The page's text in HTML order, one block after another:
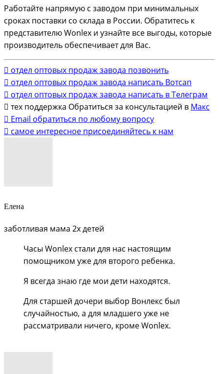
Работайте напрямую с заводом при минимальных
сроках поставки со склада в России. Обратитесь к
представителю Wonlex и узнайте все выгоды, которые
производитель обеспечивает для Вас.
отдел оптовых продаж завода позвонить
отдел оптовых продаж завода написать Вотсап
отдел оптовых продаж завода написать в Телеграм
тех поддержка Обратиться за консультацией в Макс
Email обратиться по любому вопросу
самое интересное присоединяйтесь к нам
Елена
заботливая мама 2х детей
Часы Wonlex стали для нас настоящим
помощником уже для второго ребенка.
Я всегда знаю где мои дети находятся.
Для старшей дочери выбор Вонлекс был
случайностью, а для младшего уже не
рассматривали ничего, кроме Wonlex.